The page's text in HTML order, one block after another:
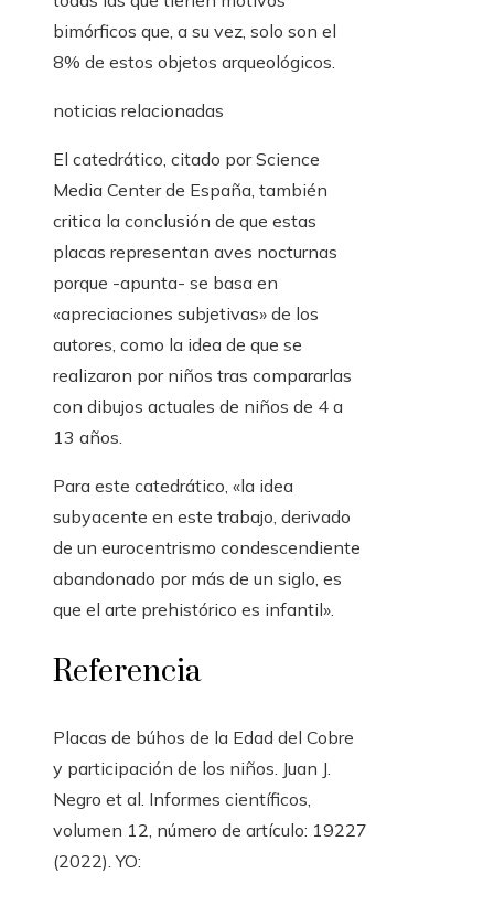
bimórficos que, a su vez, solo son el
8% de estos objetos arqueológicos.
noticias relacionadas
El catedrático, citado por Science
Media Center de España, también
critica la conclusión de que estas
placas representan aves nocturnas
porque -apunta- se basa en
«apreciaciones subjetivas» de los
autores, como la idea de que se
realizaron por niños tras compararlas
con dibujos actuales de niños de 4 a
13 años.
Para este catedrático, «la idea
subyacente en este trabajo, derivado
de un eurocentrismo condescendiente
abandonado por más de un siglo, es
que el arte prehistórico es infantil».
Referencia
Placas de búhos de la Edad del Cobre
y participación de los niños. Juan J.
Negro et al. Informes científicos,
volumen 12, número de artículo: 19227
(2022). YO: